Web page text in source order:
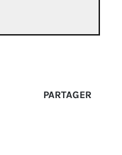
PARTAGER